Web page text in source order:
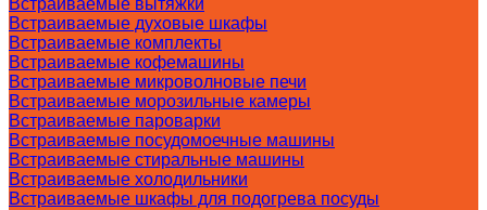
Встраиваемые вытяжки
Встраиваемые духовые шкафы
Встраиваемые комплекты
Встраиваемые кофемашины
Встраиваемые микроволновые печи
Встраиваемые морозильные камеры
Встраиваемые пароварки
Встраиваемые посудомоечные машины
Встраиваемые стиральные машины
Встраиваемые холодильники
Встраиваемые шкафы для подогрева посуды